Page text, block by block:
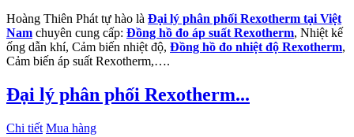
Hoàng Thiên Phát tự hào là Đại lý phân phối Rexotherm tại Việt
Nam chuyên cung cấp: Đồng hồ đo áp suất Rexotherm, Nhiệt kế
ống dẫn khí, Cảm biến nhiệt độ, Đồng hồ đo nhiệt độ Rexotherm,
Cảm biến áp suất Rexotherm,….
Đại lý phân phối Rexotherm...
Chi tiết Mua hàng